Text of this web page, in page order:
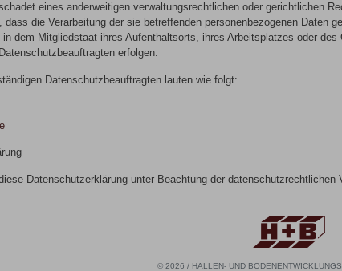
eines anderweitigen verwaltungsrechtlichen oder gerichtlichen
die Verarbeitung der sie betreffenden personenbezogenen
in dem Mitgliedstaat ihres Aufenthaltsorts, ihres Arbeitsplatzes oder
erfolgen.
Datenschutzbeauftragten lauten wie folgt:
Datenschutzerklärung unter Beachtung der datenschutzrechtlichen
© 2026 / HALLEN- UND